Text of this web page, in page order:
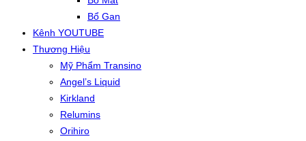
Bổ Gan
Kênh YOUTUBE
Thương Hiệu
Mỹ Phẩm Transino
Angel’s Liquid
Kirkland
Relumins
Orihiro